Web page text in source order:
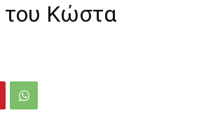
Κώστα